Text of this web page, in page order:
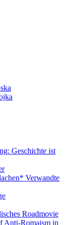
Geschichte ist
Verwandte
Roadmovie
Anti-Romaism in